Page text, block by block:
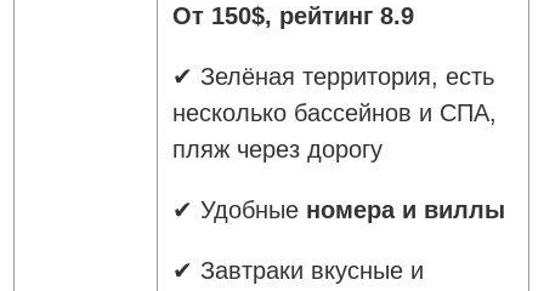
От 150$, рейтинг 8.9
✔ Зелёная территория, есть
несколько бассейнов и СПА,
пляж через дорогу
✔ Удобные номера и виллы
✔ Завтраки вкусные и